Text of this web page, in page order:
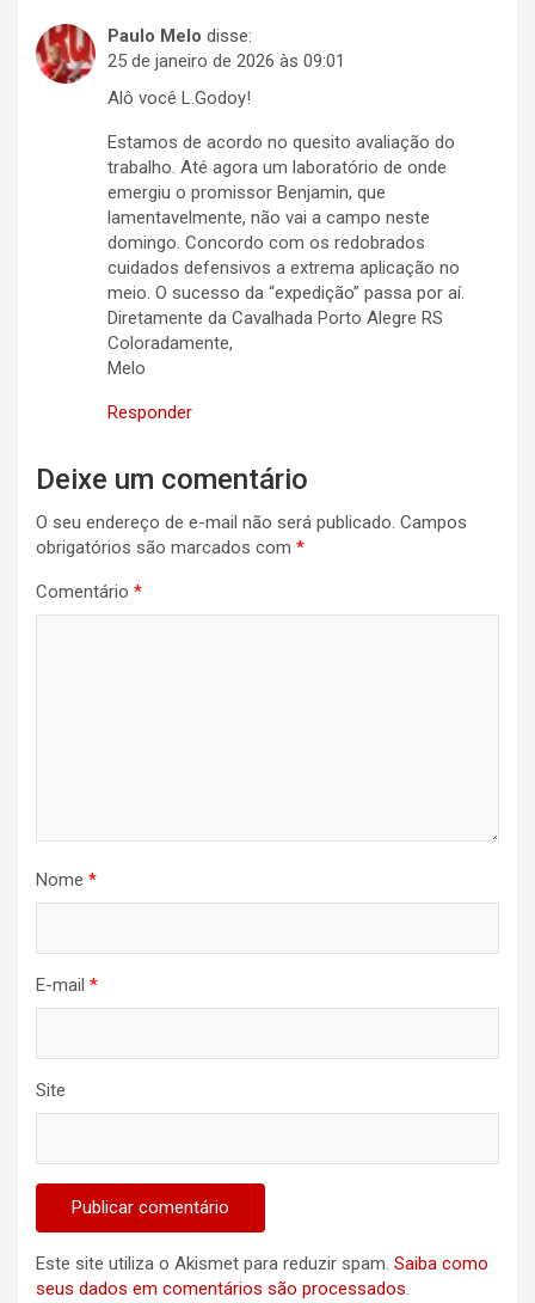
Paulo Melo disse:
25 de janeiro de 2026 às 09:01
Alô você L.Godoy!
Estamos de acordo no quesito avaliação do
trabalho. Até agora um laboratório de onde
emergiu o promissor Benjamin, que
lamentavelmente, não vai a campo neste
domingo. Concordo com os redobrados
cuidados defensivos a extrema aplicação no
meio. O sucesso da “expedição” passa por aí.
Diretamente da Cavalhada Porto Alegre RS
Coloradamente,
Melo
Responder
Deixe um comentário
O seu endereço de e-mail não será publicado. Campos
obrigatórios são marcados com *
Comentário *
Nome *
E-mail *
Site
Este site utiliza o Akismet para reduzir spam. Saiba como
seus dados em comentários são processados.